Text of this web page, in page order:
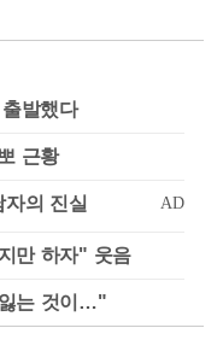
발했다
근황
만 하자" 웃음
는 것이…"